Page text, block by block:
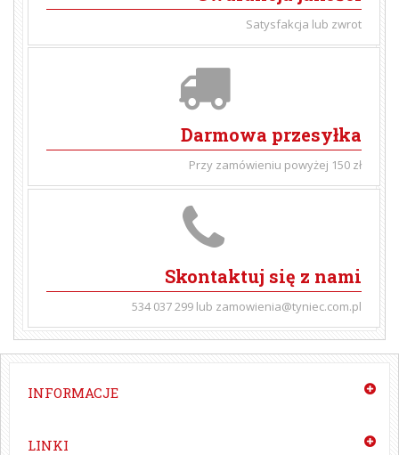
Satysfakcja lub zwrot
Darmowa przesyłka
Przy zamówieniu powyżej 150 zł
Skontaktuj się z nami
534 037 299 lub zamowienia@tyniec.com.pl
INFORMACJE
LINKI